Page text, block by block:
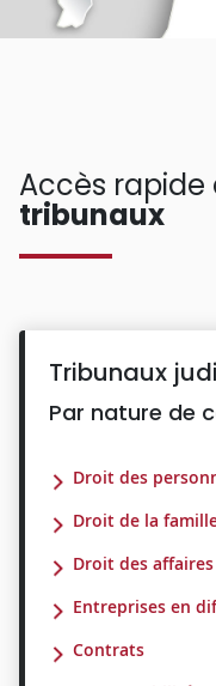
Accès rapide
tribunaux
Tribunaux
Par nature de
Droit des
Droit de la
Droit des affaires
Entreprises en
Contrats